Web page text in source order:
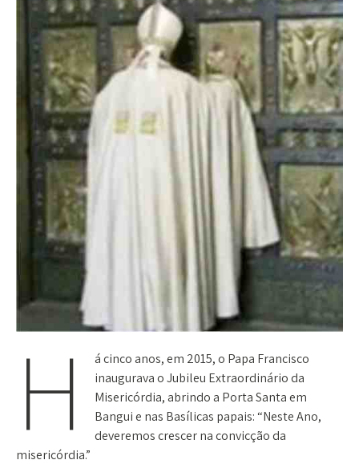
H
á cinco anos, em 2015, o Papa Francisco
inaugurava o Jubileu Extraordinário da
Misericórdia, abrindo a Porta Santa em
Bangui e nas Basílicas papais: “Neste Ano,
deveremos crescer na convicção da
misericórdia.”